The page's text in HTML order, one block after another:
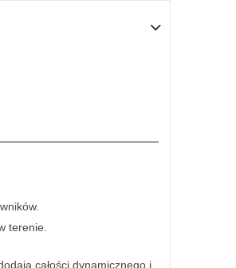
terenie.
całości dynamicznego i